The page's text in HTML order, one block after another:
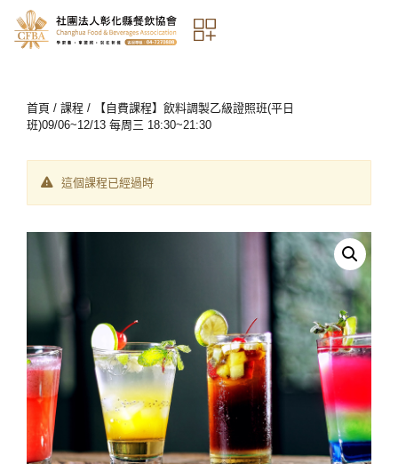
首頁 / 課程 / 【自費課程】飲料調製乙級證照班(平日
班)09/06~12/13 每周三 18:30~21:30
這個課程已經過時